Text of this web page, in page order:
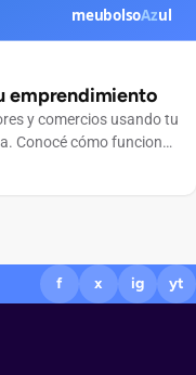
emprendimiento
y comercios usando tu
Conocé cómo funciona
f x ig yt